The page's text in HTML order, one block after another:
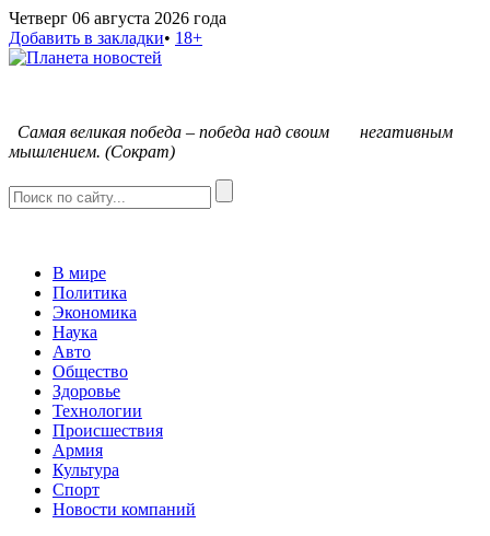
Четверг 06 августа 2026 года
Добавить в закладки• 18+
Самая великая победа – победа над своим негативным
мышлением. (Сократ)
В мире
Политика
Экономика
Наука
Авто
Общество
Здоровье
Технологии
Происшествия
Армия
Культура
Спорт
Новости компаний